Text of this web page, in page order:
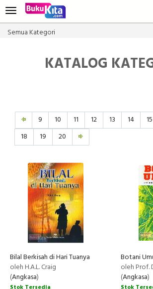
Semua Kategori
KATALOG
9 10 11 12 13 14 15
18
19 20
Bilal Berkisah di Hari Tuanya
oleh H.A.L. Craig
(Angkasa)
Botani
oleh Prof. Dr. Ir.
(Angkasa)